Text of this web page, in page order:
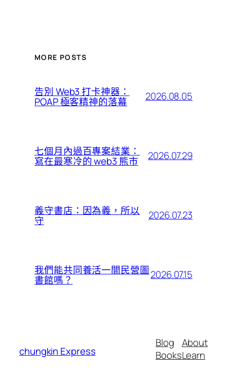
MORE POSTS
告別 Web3 打卡神器：
POAP 極客精神的落幕 2026.08.05
七個月內過百專案結業：
寫在最寒冷的 web3 熊市 2026.07.29
義守書店：因為義，所以
守 2026.07.23
我們能共同養活一間民營圖
書館嗎？ 2026.07.15
chungkin Express
Blog
Books
About
Learn